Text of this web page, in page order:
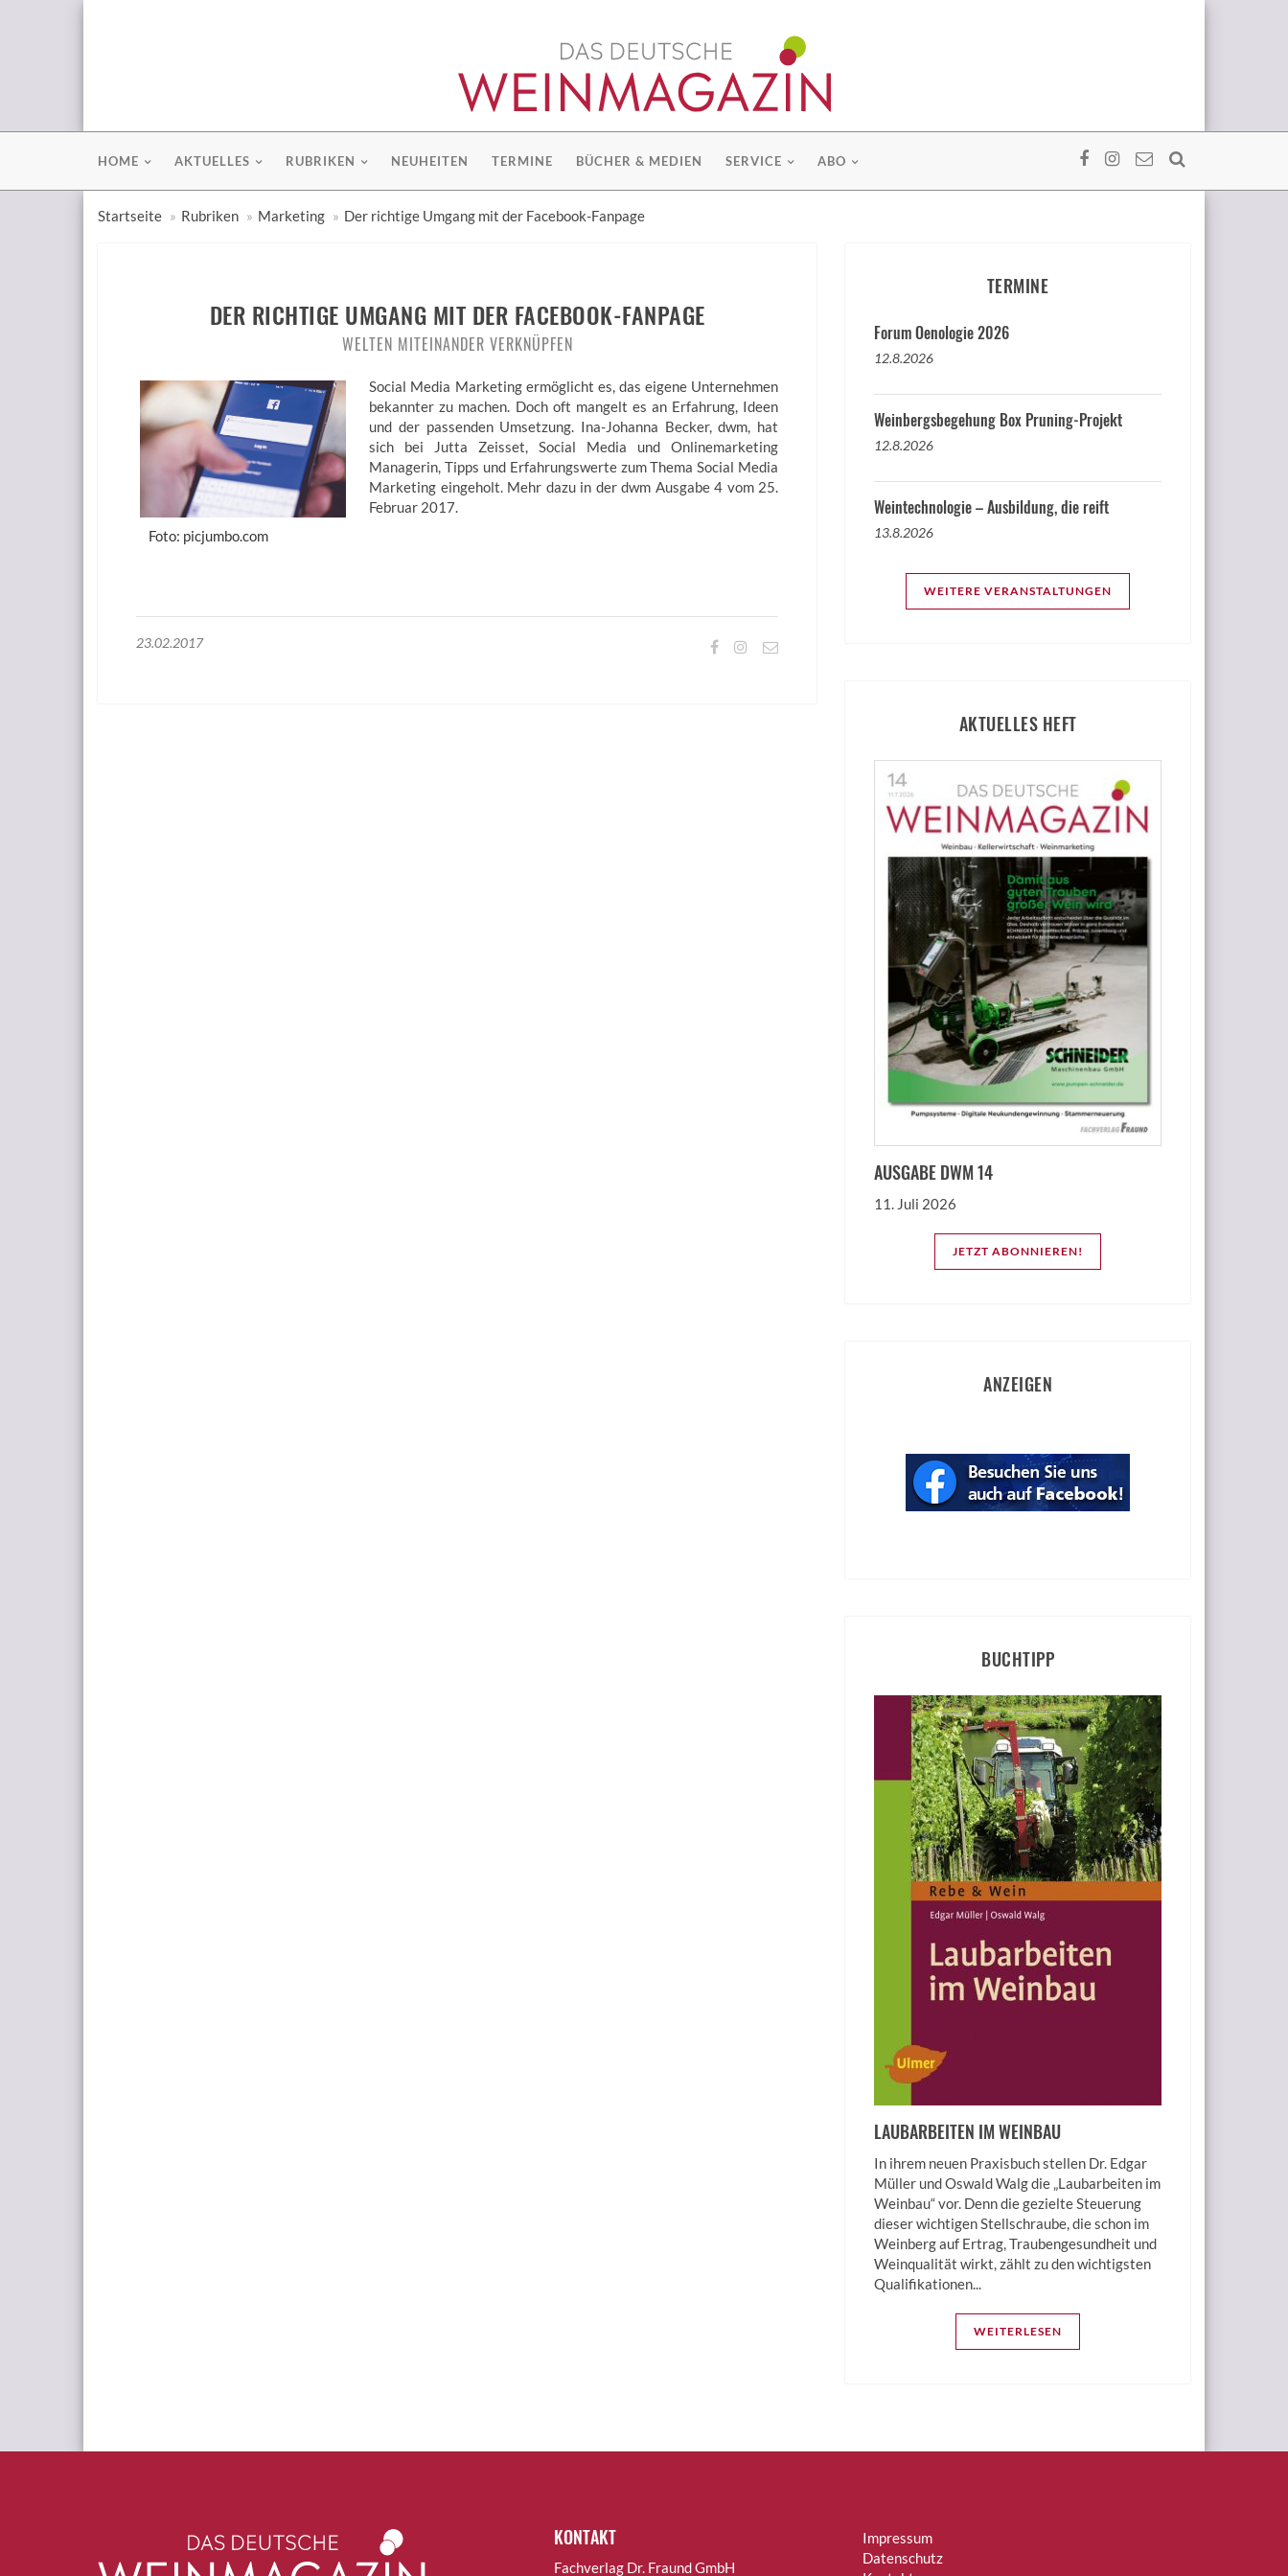
HOME AKTUELLES RUBRIKEN NEUHEITEN TERMINE BÜCHER & MEDIEN SERVICE ABO
Startseite Rubriken Marketing Der richtige Umgang mit der Facebook-Fanpage
DER RICHTIGE UMGANG MIT DER FACEBOOK-FANPAGE
WELTEN MITEINANDER VERKNÜPFEN
Foto: picjumbo.com
Social Media Marketing ermöglicht es, das eigene Unternehmen
bekannter zu machen. Doch oft mangelt es an Erfahrung, Ideen
und der passenden Umsetzung. Ina-Johanna Becker, dwm, hat
sich bei Jutta Zeisset, Social Media und Onlinemarketing
Managerin, Tipps und Erfahrungswerte zum Thema Social Media
Marketing eingeholt. Mehr dazu in der dwm Ausgabe 4 vom 25.
Februar 2017.
23.02.2017
TERMINE
Forum Oenologie 2026
12.8.2026
Weinbergsbegehung Box Pruning-Projekt
12.8.2026
Weintechnologie – Ausbildung, die reift
13.8.2026
WEITERE VERANSTALTUNGEN
AKTUELLES HEFT
AUSGABE DWM 14
11. Juli 2026
JETZT ABONNIEREN!
ANZEIGEN
BUCHTIPP
LAUBARBEITEN IM WEINBAU
In ihrem neuen Praxisbuch stellen Dr. Edgar
Müller und Oswald Walg die „Laubarbeiten im
Weinbau“ vor. Denn die gezielte Steuerung
dieser wichtigen Stellschraube, die schon im
Weinberg auf Ertrag, Traubengesundheit und
Weinqualität wirkt, zählt zu den wichtigsten
Qualifikationen...
WEITERLESEN
KONTAKT
Fachverlag Dr. Fraund GmbH
Impressum
Datenschutz